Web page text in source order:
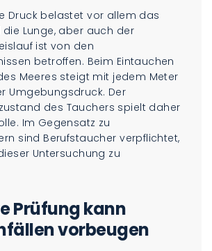
Druck belastet vor allem das
Lunge, aber auch der
ist von den
betroffen. Beim Eintauchen
Meeres steigt mit jedem Meter
Umgebungsdruck. Der
des Tauchers spielt daher
Im Gegensatz zu
sind Berufstaucher verpflichtet,
Untersuchung zu
Prüfung kann
vorbeugen